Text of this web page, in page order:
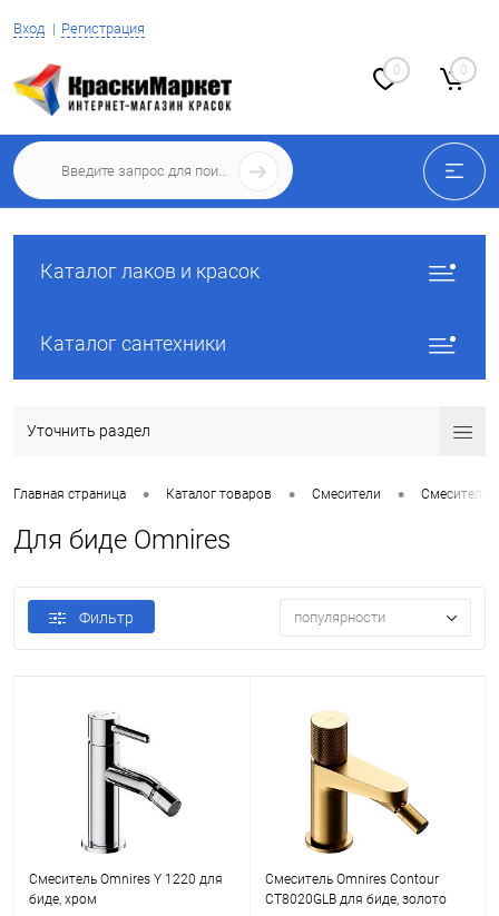
Вход Регистрация
0 0
Каталог лаков и красок
Каталог сантехники
Уточнить раздел
Главная страница • Каталог товаров • Смесители • Смесители
Для биде Omnires
Фильтр популярности
Смеситель Omnires Y 1220 для
биде, хром
Смеситель Omnires Contour
CT8020GLB для биде, золото